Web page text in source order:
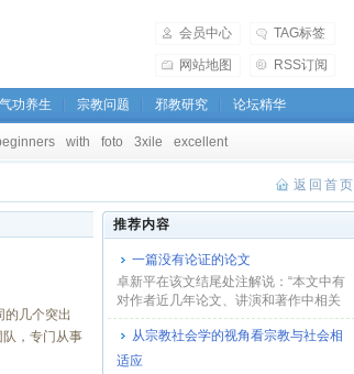
会员中心 TAG标签
网站地图 RSS订阅
气功养生 宗教问题 邪教研究 论坛精华
with foto 3xile excellent
返回首页
几个突出
，专门从事
推荐内容
一篇没有论证的论文
卓新平在该文结尾处注解说：“本文中有
对作者近几年论文、讲演和著作中相关
观点的综...
从宗教社会学的视角看宗教与社会相
适应